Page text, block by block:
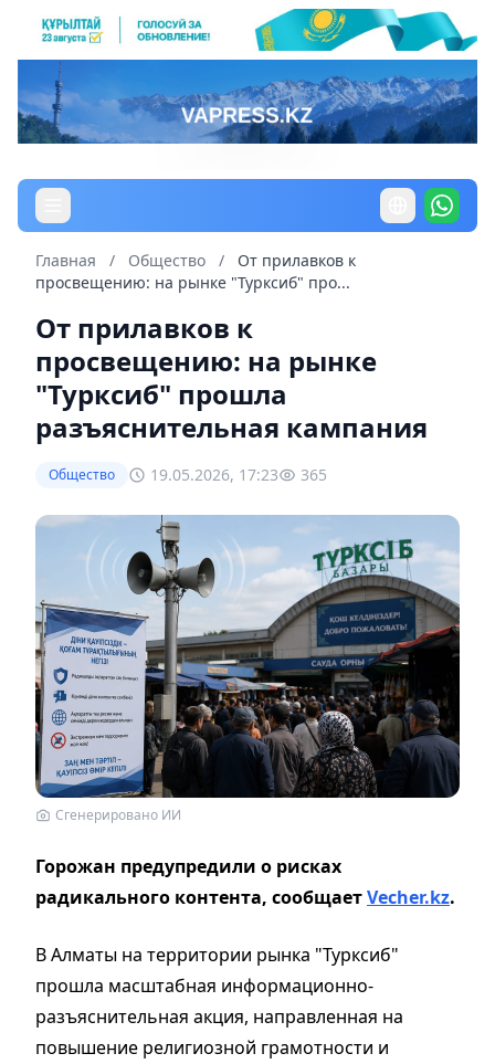
Главная / Общество /
От прилавков к
просвещению: на рынке "Турксиб" про...
От прилавков к
просвещению: на рынке
"Турксиб" прошла
разъяснительная кампания
Общество 19.05.2026, 17:23 365
Сгенерировано ИИ
Горожан предупредили о рисках
радикального контента, сообщаетVecher.kz.
В Алматы на территории рынка "Турксиб"
прошла масштабная информационно-
разъяснительная акция, направленная на
повышение религиозной грамотности и